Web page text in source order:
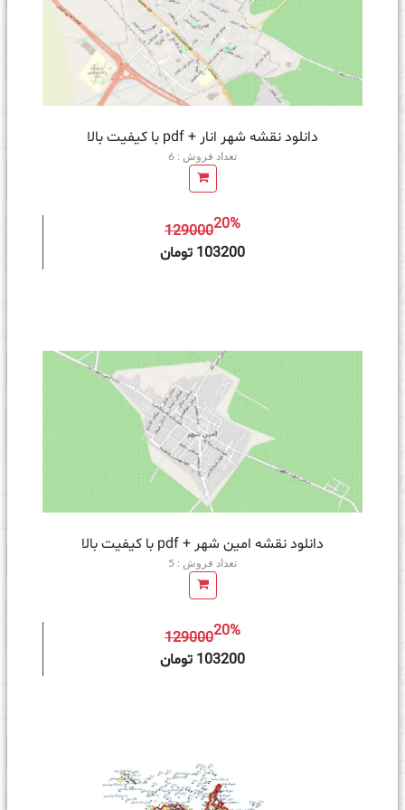
دانلود نقشه شهر انار + pdf با کیفیت بالا
تعداد فروش : 6
12900020%
103200 تومان
دانلود نقشه امین شهر + pdf با کیفیت بالا
تعداد فروش : 5
12900020%
103200 تومان